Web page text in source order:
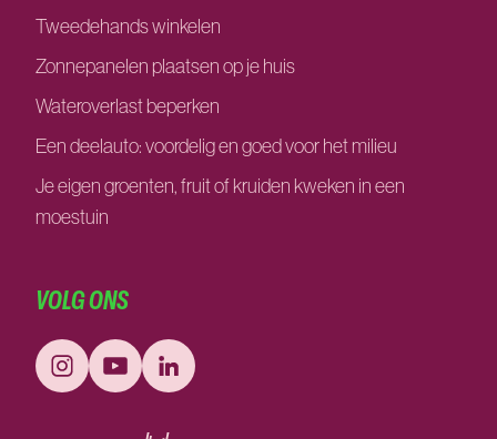
Tweedehands winkelen
Zonnepanelen plaatsen op je huis
Wateroverlast beperken
Een deelauto: voordelig en goed voor het milieu
Je eigen groenten, fruit of kruiden kweken in een
moestuin
VOLG ONS